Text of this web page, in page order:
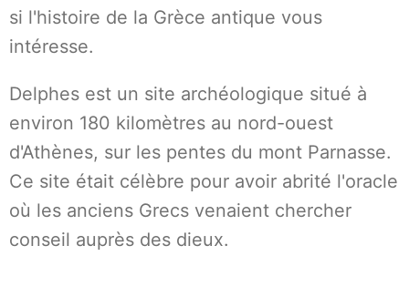
si l'histoire de la Grèce antique vous
intéresse.
Delphes est un site archéologique situé à
environ 180 kilomètres au nord-ouest
d'Athènes, sur les pentes du mont Parnasse.
Ce site était célèbre pour avoir abrité l'oracle
où les anciens Grecs venaient chercher
conseil auprès des dieux.